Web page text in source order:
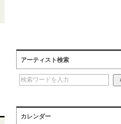
アーティスト検索
カレンダー